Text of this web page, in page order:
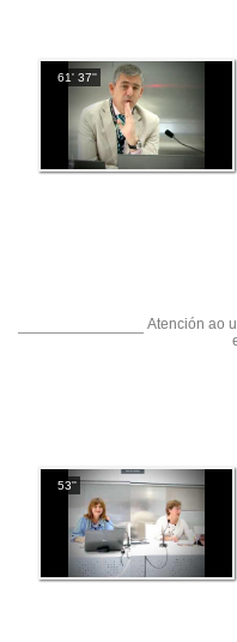
61' 37''
Atención ao
53''